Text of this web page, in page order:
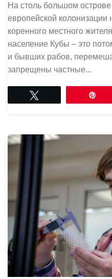
На столь большом
европейской колонизации
коренного местного
население Кубы – это
и бывших рабов,
запрещены частные...